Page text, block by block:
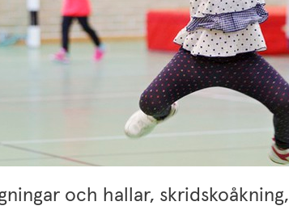
och hallar, skridskoåkning,